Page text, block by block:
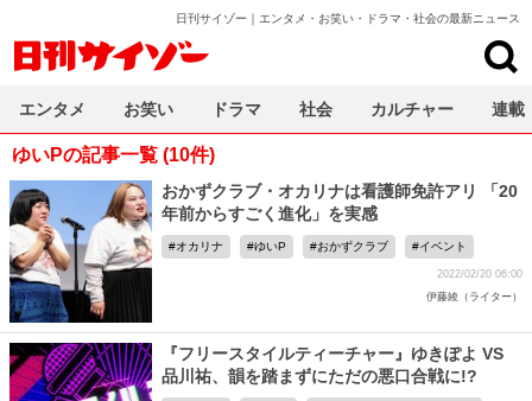
日刊サイゾー｜エンタメ・お笑い・ドラマ・社会の最新ニュース
ゆいPの記事一覧 (10件)
おかずクラブ・オカリナは看護師免許アリ 「20
年前からすごく進化」を実感
オカリナ ゆいP おかずクラブ イベント
2022/02/20 06:00
伊藤綾（ライター）
『フリースタイルティーチャー』ゆきぽよ VS
品川祐、韻を踏まずにただの悪口合戦に!?
エンタメ お笑い ドラマ 社会 カルチャー 連載